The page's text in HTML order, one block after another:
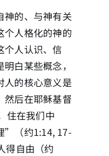
神的、与神有关
个人格化的神的
个人认识、信
白某些概念，
人的核心意义是
然后在耶稣基督
住在我们中
”（约1:14, 17-
得自由（约